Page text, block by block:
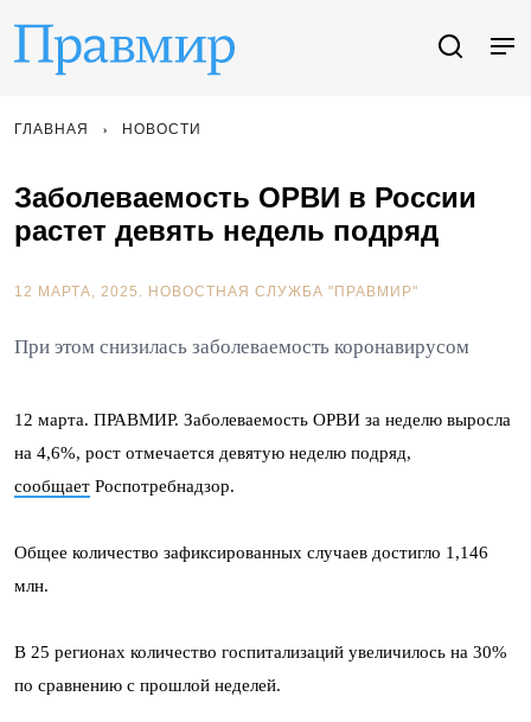
ГЛАВНАЯ НОВОСТИ
Заболеваемость ОРВИ в России
растет девять недель подряд
12 МАРТА, 2025. НОВОСТНАЯ СЛУЖБА "ПРАВМИР"
При этом снизилась заболеваемость коронавирусом
12 марта. ПРАВМИР. Заболеваемость ОРВИ за неделю выросла
на 4,6%, рост отмечается девятую неделю подряд,
сообщает Роспотребнадзор.
Общее количество зафиксированных случаев достигло 1,146
млн.
В 25 регионах количество госпитализаций увеличилось на 30%
по сравнению с прошлой неделей.